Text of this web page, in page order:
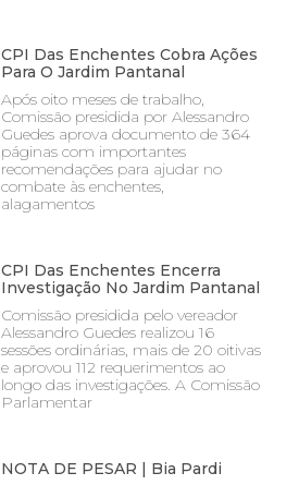
CPI Das Enchentes Cobra Ações
Para O Jardim Pantanal
Após oito meses de trabalho,
Comissão presidida por Alessandro
Guedes aprova documento de 364
páginas com importantes
recomendações para ajudar no
combate às enchentes,
alagamentos
CPI Das Enchentes Encerra
Investigação No Jardim Pantanal
Comissão presidida pelo vereador
Alessandro Guedes realizou 16
sessões ordinárias, mais de 20 oitivas
e aprovou 112 requerimentos ao
longo das investigações. A Comissão
Parlamentar
NOTA DE PESAR | Bia Pardi